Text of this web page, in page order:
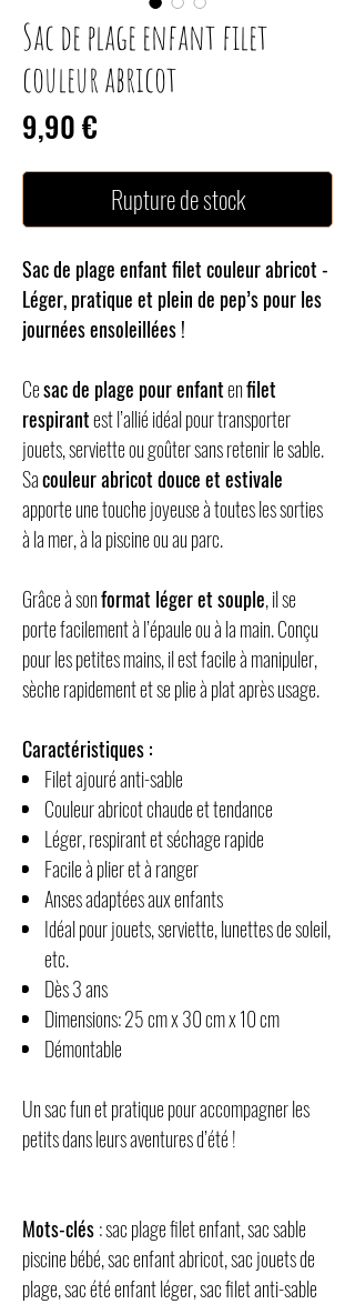
Sac de plage enfant filet
couleur abricot
9,90 €
Rupture de stock
Sac de plage enfant filet couleur abricot -
Léger, pratique et plein de pep’s pour les
journées ensoleillées !
Cesac de plage pour enfantenfilet
respirantest l’allié idéal pour transporter
jouets, serviette ou goûter sans retenir le sable.
Sacouleur abricot douce et estivale
apporte une touche joyeuse à toutes les sorties
à la mer, à la piscine ou au parc.
Grâce à sonformat léger et souple, il se
porte facilement à l’épaule ou à la main. Conçu
pour les petites mains, il est facile à manipuler,
sèche rapidement et se plie à plat après usage.
Caractéristiques :
Filet ajouré anti-sable
Couleur abricot chaude et tendance
Léger, respirant et séchage rapide
Facile à plier et à ranger
Anses adaptées aux enfants
Idéal pour jouets, serviette, lunettes de soleil,
etc.
Dès 3 ans
Dimensions: 25 cm x 30 cm x 10 cm
Démontable
Un sac fun et pratique pour accompagner les
petits dans leurs aventures d’été !
Mots-clés: sac plage filet enfant, sac sable
piscine bébé, sac enfant abricot, sac jouets de
plage, sac été enfant léger, sac filet anti-sable